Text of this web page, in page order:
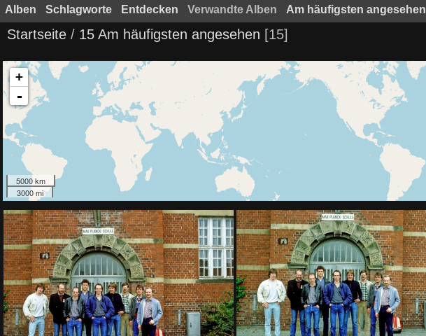
Alben Schlagworte Entdecken Verwandte Alben Am häufigsten angesehen
Startseite / 15 Am häufigsten angesehen 15
+
-
5000 km
3000 mi